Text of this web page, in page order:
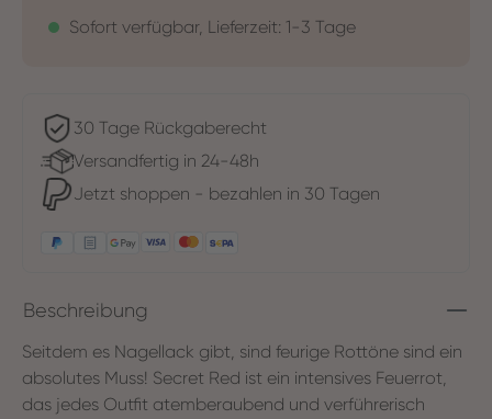
Sofort verfügbar, Lieferzeit: 1-3 Tage
30 Tage Rückgaberecht
Versandfertig in 24-48h
Jetzt shoppen - bezahlen in 30 Tagen
Beschreibung
Seitdem es Nagellack gibt, sind feurige Rottöne sind ein
absolutes Muss! Secret Red ist ein intensives Feuerrot,
das jedes Outfit atemberaubend und verführerisch